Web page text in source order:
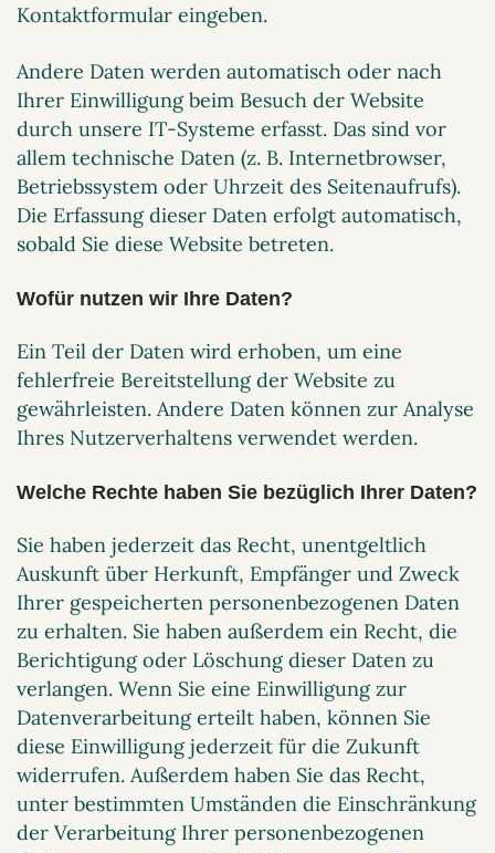
Kontaktformular eingeben.
Andere Daten werden automatisch oder nach
Ihrer Einwilligung beim Besuch der Website
durch unsere IT-Systeme erfasst. Das sind vor
allem technische Daten (z. B. Internetbrowser,
Betriebssystem oder Uhrzeit des Seitenaufrufs).
Die Erfassung dieser Daten erfolgt automatisch,
sobald Sie diese Website betreten.
Wofür nutzen wir Ihre Daten?
Ein Teil der Daten wird erhoben, um eine
fehlerfreie Bereitstellung der Website zu
gewährleisten. Andere Daten können zur Analyse
Ihres Nutzerverhaltens verwendet werden.
Welche Rechte haben Sie bezüglich Ihrer Daten?
Sie haben jederzeit das Recht, unentgeltlich
Auskunft über Herkunft, Empfänger und Zweck
Ihrer gespeicherten personenbezogenen Daten
zu erhalten. Sie haben außerdem ein Recht, die
Berichtigung oder Löschung dieser Daten zu
verlangen. Wenn Sie eine Einwilligung zur
Datenverarbeitung erteilt haben, können Sie
diese Einwilligung jederzeit für die Zukunft
widerrufen. Außerdem haben Sie das Recht,
unter bestimmten Umständen die Einschränkung
der Verarbeitung Ihrer personenbezogenen